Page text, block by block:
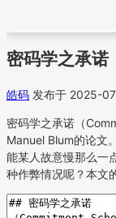
密码学之承
皓码 发布于 2025-
密码学之承诺（
Manuel Blum的论文
能某人故意慢那么一
种作弊情况呢？本文